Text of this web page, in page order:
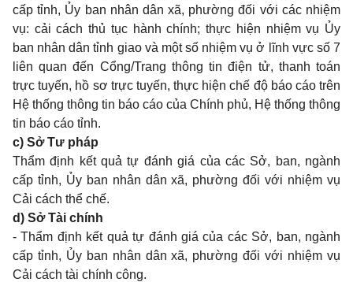
cấp tỉnh, Ủy ban nhân dân xã, phường đối với các nhiệm
vụ: cải cách thủ tục hành chính; thực hiện nhiệm vụ Ủy
ban nhân dân tỉnh giao và một số nhiệm vụ ở lĩnh vực số 7
liên quan đến Cổng/Trang thông tin điện tử, thanh toán
trực tuyến, hồ sơ trực tuyến, thực hiện chế độ báo cáo trên
Hệ thống thông tin báo cáo của Chính phủ, Hệ thống thông
tin báo cáo tỉnh.
c) Sở Tư pháp
Thẩm định kết quả tự đánh giá của các Sở, ban, ngành
cấp tỉnh, Ủy ban nhân dân xã, phường đối với nhiệm vụ
Cải cách thể chế.
d) Sở Tài chính
- Thẩm định kết quả tự đánh giá của các Sở, ban, ngành
cấp tỉnh, Ủy ban nhân dân xã, phường đối với nhiệm vụ
Cải cách tài chính công.